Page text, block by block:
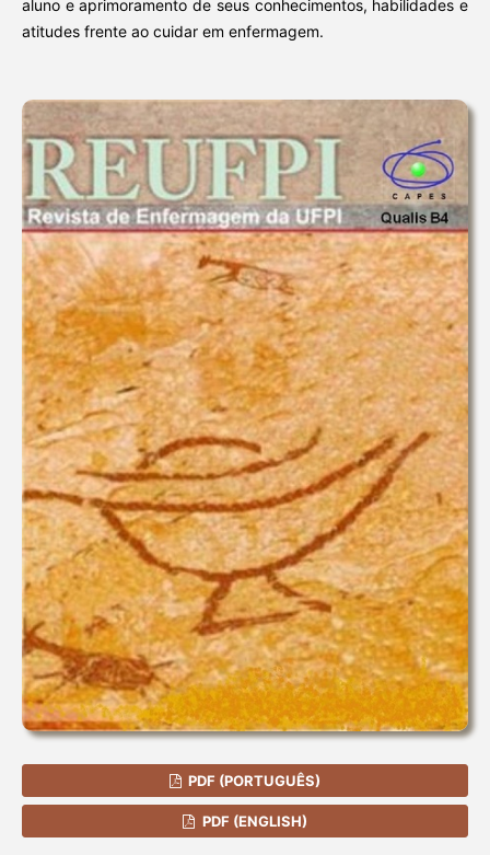
aluno e aprimoramento de seus conhecimentos, habilidades e
atitudes frente ao cuidar em enfermagem.
PDF (PORTUGUÊS)
PDF (ENGLISH)